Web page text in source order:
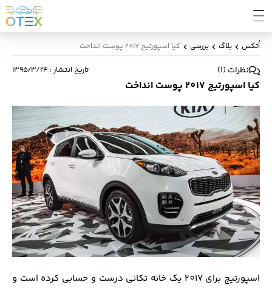
اُتکس بلاگ بررسی کیا اسپورتیج 2017 پوست انداخت
نظرات (
1
) تاریخ انتشار: ۱۳۹۵/۳/۲۴
کیا اسپورتیج 2017 پوست انداخت
اسپورتیج برای 2017 یک خانه تکانی درست و حسابی کرده است و